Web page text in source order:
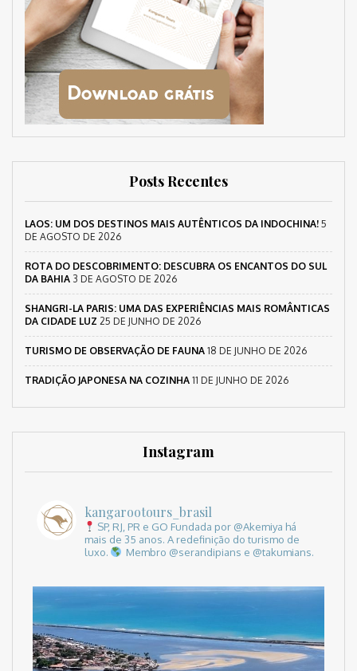
Posts Recentes
LAOS: UM DOS DESTINOS MAIS AUTÊNTICOS DA INDOCHINA! 5
DE AGOSTO DE 2026
ROTA DO DESCOBRIMENTO: DESCUBRA OS ENCANTOS DO SUL
DA BAHIA 3 DE AGOSTO DE 2026
SHANGRI-LA PARIS: UMA DAS EXPERIÊNCIAS MAIS ROMÂNTICAS
DA CIDADE LUZ 25 DE JUNHO DE 2026
TURISMO DE OBSERVAÇÃO DE FAUNA 18 DE JUNHO DE 2026
TRADIÇÃO JAPONESA NA COZINHA 11 DE JUNHO DE 2026
Instagram
kangarootours_brasil
SP, RJ, PR e GO Fundada por @Akemiya há
mais de 35 anos. A redefinição do turismo de
luxo.
Membro @serandipians e @takumians.